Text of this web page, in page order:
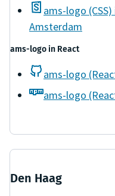
ams-logo
Amsterdam
ams-logoin React
ams-logo
ams-logo
Den Haag